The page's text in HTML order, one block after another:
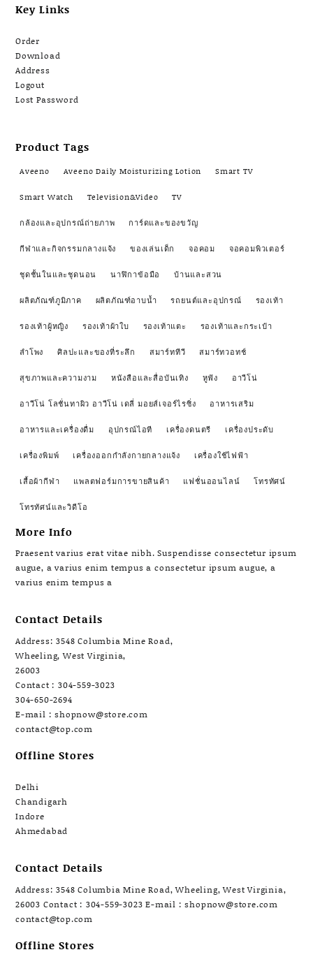
Key Links
Order
Download
Address
Logout
Lost Password
Product Tags
Aveeno Aveeno Daily Moisturizing Lotion Smart TV
Smart Watch Television&Video TV
กล้องและอุปกรณ์ถ่ายภาพ การ์ดและของขวัญ
กีฬาและกิจกรรมกลางแจ้ง ของเล่นเด็ก จอคอม จอคอมพิวเตอร์
ชุดชั้นในและชุดนอน นาฬิกาข้อมือ บ้านและสวน
ผลิตภัณฑ์ภูมิภาค ผลิตภัณฑ์อาบน้ำ รถยนต์และอุปกรณ์ รองเท้า
รองเท้าผู้หญิง รองเท้าผ้าใบ รองเท้าแตะ รองเท้าและกระเป๋า
ลำโพง ศิลปะและของที่ระลึก สมาร์ททีวี สมาร์ทวอทช์
สุขภาพและความงาม หนังสือและสื่อบันเทิง หูฟัง อาวีโน่
อาวีโน่ โลชั่นทาผิว อาวีโน่ เดลี่ มอยส์เจอร์ไรซิ่ง อาหารเสริม
อาหารและเครื่องดื่ม อุปกรณ์ไอที เครื่องดนตรี เครื่องประดับ
เครื่องพิมพ์ เครื่องออกกำลังกายกลางแจ้ง เครื่องใช้ไฟฟ้า
เสื้อผ้ากีฬา แพลตฟอร์มการขายสินค้า แฟชั่นออนไลน์ โทรทัศน์
โทรทัศน์และวิดีโอ
More Info
Praesent varius erat vitae nibh. Suspendisse consectetur ipsum
augue, a varius enim tempus a consectetur ipsum augue, a
varius enim tempus a
Contact Details
Address: 3548 Columbia Mine Road,
Wheeling, West Virginia,
26003
Contact : 304-559-3023
304-650-2694
E-mail : shopnow@store.com
contact@top.com
Offline Stores
Delhi
Chandigarh
Indore
Ahmedabad
Contact Details
Address: 3548 Columbia Mine Road, Wheeling, West Virginia,
26003 Contact : 304-559-3023 E-mail : shopnow@store.com
contact@top.com
Offline Stores